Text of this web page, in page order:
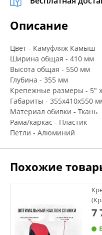
Описание
Цвет - Камуфляж Камыш
Ширина общая - 410 мм
Высота общая - 550 мм
Глубина - 355 мм
Крепежные размеры - 5"
Габариты - 355х410х550
Материал обивки - Ткань
Рама/каркас - Пластик
Петли - Алюминий
Похожие
7